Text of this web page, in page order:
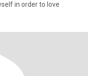
in order to love